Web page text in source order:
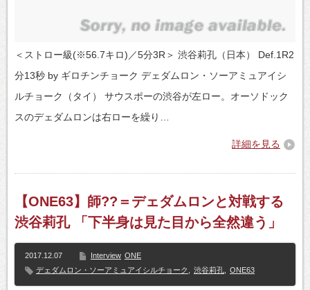
＜ストロー級(※56.7キロ)／5分3R＞ 渋谷莉孔（日本） Def.1R2
分13秒 by ギロチンチョーク デェダムロン・ソーアミュアイシ
ルチョーク（タイ） サウスポーの渋谷が左ロー。オーソドック
スのデェダムロンは右ローを繰り…
詳細を見る
【ONE63】師??＝デェダムロンと対戦する
渋谷莉孔 「下半身は見た目から全然違う」
2017.12.07 Interview ONE
デェダムロン・ソーアミュアイシルチョーク
渋谷莉孔 ONE63